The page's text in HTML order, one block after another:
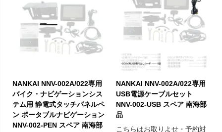
NANKAI NNV-002A/022専用
バイク・ナビゲーションシス
テム用 静電式タッチパネルペ
ン ポータブルナビゲーション
NNV-002-PEN スペア 南海部
NANKAI NNV-002A/022専用
USB電源ケーブルセット
NNV-002-USB スペア 南海部
品
こちらはお取りよせ・予約対